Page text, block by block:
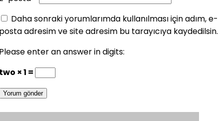
Daha sonraki yorumlarımda kullanılması için adım, e-
adresim ve site adresim bu tarayıcıya kaydedilsin.
enter an answer in digits:
× 1 =